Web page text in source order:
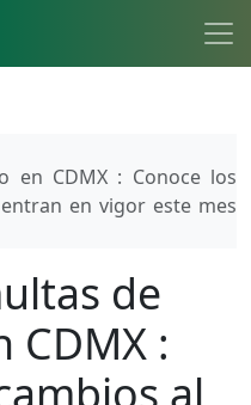
en CDMX : Conoce los
en vigor este mes
de
:
al